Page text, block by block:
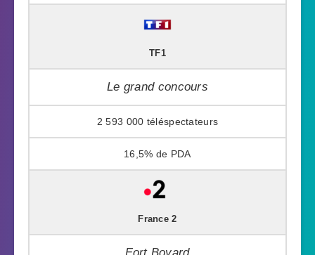
TF1
Le grand concours
2 593 000
16,5%
France 2